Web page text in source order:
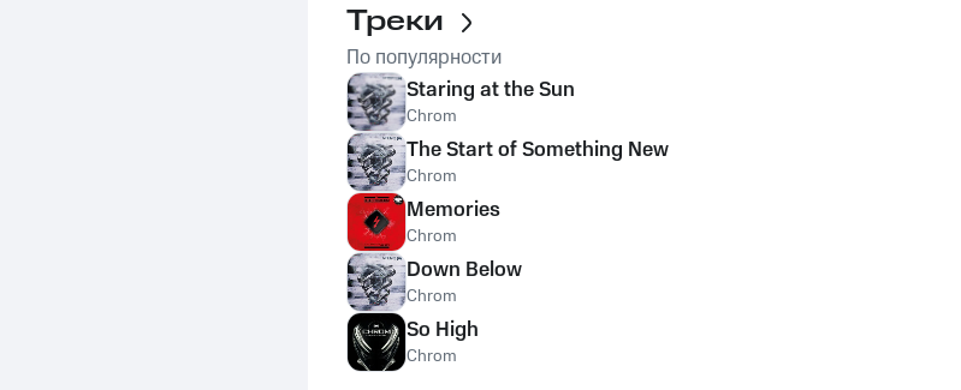
Треки
По популярности
Staring at the Sun
Chrom
The Start of Something New
Chrom
Memories
Chrom
Down Below
Chrom
So High
Chrom